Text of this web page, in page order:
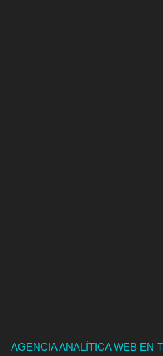
AGENCIA ANALÍTICA WEB EN